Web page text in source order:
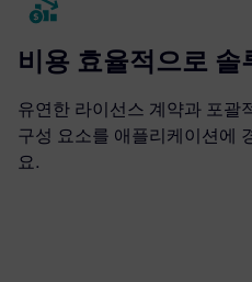
비용 효율적으로
유연한 라이선스 계약과 포괄
구성 요소를 애플리케이션에
요.